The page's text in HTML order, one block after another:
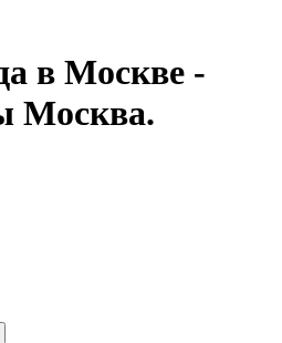
в Москве -
Москва.